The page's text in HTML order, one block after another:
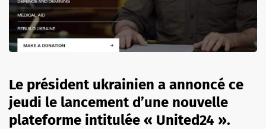
Le président ukrainien a annoncé ce
jeudi le lancement d’une nouvelle
plateforme intitulée « United24 ».